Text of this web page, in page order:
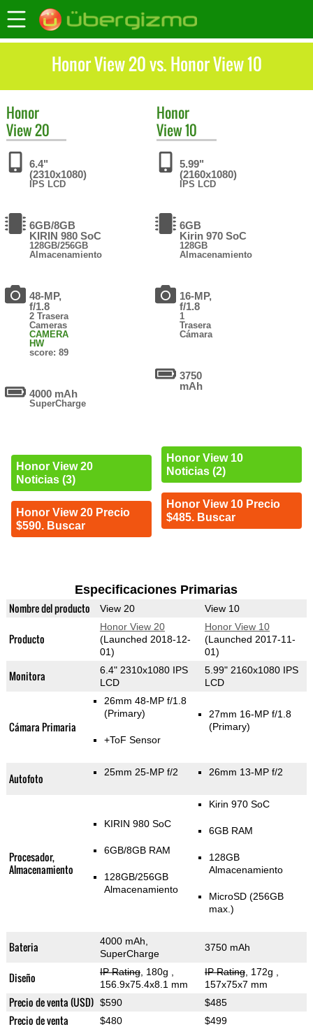
Honor View 20 vs. Honor View 10
Honor
View 20
6.4"
(2310x1080)
IPS LCD
6GB/8GB
KIRIN 980 SoC
128GB/256GB
Almacenamiento
48-MP,
f/1.8
2 Trasera
Cameras
CAMERA
HW
score: 89
4000 mAh
SuperCharge
Honor View 20
Noticias (3)
Honor View 20 Precio
$590. Buscar
Honor
View 10
5.99"
(2160x1080)
IPS LCD
6GB
Kirin 970 SoC
128GB
Almacenamiento
16-MP,
f/1.8
1
Trasera
Cámara
3750
mAh
Honor View 10
Noticias (2)
Honor View 10 Precio
$485. Buscar
Especificaciones Primarias
Nombre del producto View 20 View 10
Producto
Honor View 20
(Launched 2018-12-
01)
Honor View 10
(Launched 2017-11-
01)
Monitora
6.4" 2310x1080 IPS
LCD
5.99" 2160x1080 IPS
LCD
Cámara Primaria
26mm 48-MP f/1.8
(Primary)
+ToF Sensor
27mm 16-MP f/1.8
(Primary)
Autofoto 25mm 25-MP f/2 26mm 13-MP f/2
Procesador,
Almacenamiento
KIRIN 980 SoC
6GB/8GB RAM
128GB/256GB
Almacenamiento
Kirin 970 SoC
6GB RAM
128GB
Almacenamiento
MicroSD (256GB
max.)
Bateria
4000 mAh,
SuperCharge
3750 mAh
Diseño IP Rating, 180g
156.9x75.4x8.1 mm
IP Rating, 172g
157x75x7 mm
Precio de venta (USD) $590 $485
Precio de venta $480 $499